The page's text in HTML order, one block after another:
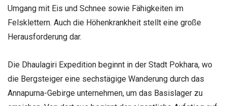
Umgang mit Eis und Schnee sowie Fähigkeiten im
Felsklettern. Auch die Höhenkrankheit stellt eine große
Herausforderung dar.
Die Dhaulagiri Expedition beginnt in der Stadt Pokhara, wo
die Bergsteiger eine sechstägige Wanderung durch das
Annapurna-Gebirge unternehmen, um das Basislager zu